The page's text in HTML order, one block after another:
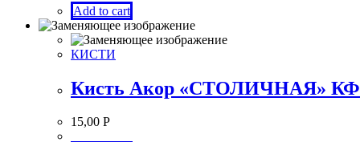
Add to cart
КИСТИ
Кисть Акор «СТОЛИЧНАЯ» КФ
15,00 Р